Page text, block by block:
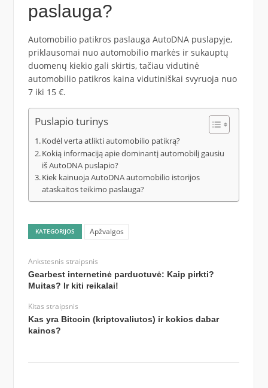
paslauga?
Automobilio patikros paslauga AutoDNA puslapyje,
priklausomai nuo automobilio markės ir sukauptų
duomenų kiekio gali skirtis, tačiau vidutinė
automobilio patikros kaina vidutiniškai svyruoja nuo
7 iki 15 €.
Puslapio turinys
Kodėl verta atlikti automobilio patikrą?
Kokią informaciją apie dominantį automobilį gausiu
iš AutoDNA puslapio?
Kiek kainuoja AutoDNA automobilio istorijos
ataskaitos teikimo paslauga?
KATEGORIJOS Apžvalgos
Ankstesnis straipsnis
Gearbest internetinė parduotuvė: Kaip pirkti?
Muitas? Ir kiti reikalai!
Kitas straipsnis
Kas yra Bitcoin (kriptovaliutos) ir kokios dabar
kainos?